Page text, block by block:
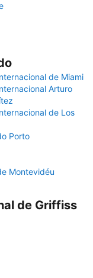
de Miami
Arturo
de Los
Porto
Montevidéu
de Griffiss